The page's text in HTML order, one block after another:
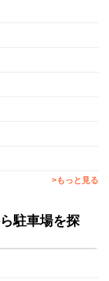
>もっと見る
駐車場を探